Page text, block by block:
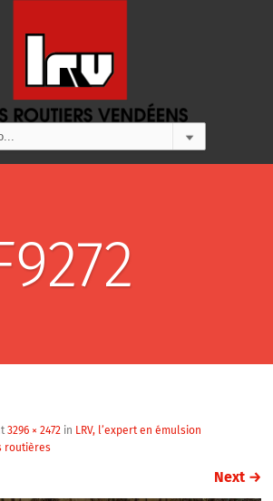
3296 × 2472 in LRV, l’expert en émulsion
routières
Next →